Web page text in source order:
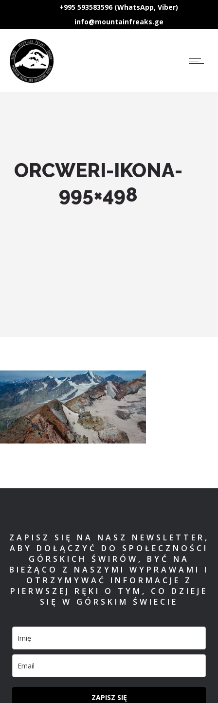
+995 593583596 (WhatsApp, Viber)
info@mountainfreaks.ge
ORCWERI-IKONA-
995×498
ZAPISZ SIĘ NA NASZ NEWSLETTER,
ABY DOŁĄCZYĆ DO SPOŁECZNOŚCI
GÓRSKICH ŚWIRÓW, BYĆ NA
BIEŻĄCO Z NASZYMI WYPRAWAMI I
OTRZYMYWAĆ INFORMACJE Z
PIERWSZEJ RĘKI O TYM, CO DZIEJE
SIĘ W GÓRSKIM ŚWIECIE
ZAPISZ SIĘ